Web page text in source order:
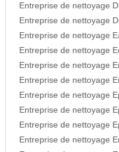
Entreprise de nettoyage
Entreprise de nettoyage
Entreprise de nettoyage
Entreprise de nettoyage
Entreprise de nettoyage
Entreprise de nettoyage
Entreprise de nettoyage
Entreprise de nettoyage
Entreprise de nettoyage
Entreprise de nettoyage